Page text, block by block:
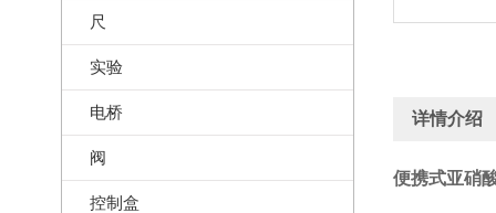
尺
实验
电桥
阀
控制盒
详情介绍
便携式亚硝